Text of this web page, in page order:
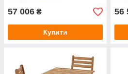
57 006 ₴
Купити
56